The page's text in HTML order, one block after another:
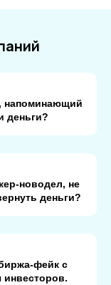
напоминающий
деньги?
новодел, не
деньги?
фейк с
инвесторов.